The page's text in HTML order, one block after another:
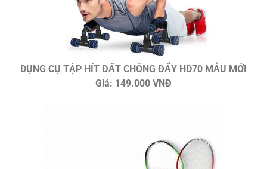
DỤNG CỤ TẬP HÍT ĐẤT CHỐNG ĐẨY HD70 MẪU MỚI
Giá: 149.000 VNĐ